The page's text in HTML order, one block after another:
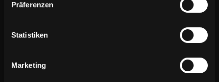
Präferenzen
Statistiken
Marketing
The invention of casual seating